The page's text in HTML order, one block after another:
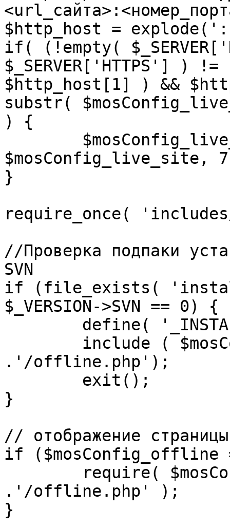
$http_host = explode(':',
if( (!empty(
$_SERVER['HTTPS']
$http_host[1] ) &&
substr(
) {
$mosConfig_live_site,
}
require_once(
//Проверка подпаки
SVN
if (file_exists(
$_VERSION->SVN == 0) {
.'/offline.php');
}
// отображение
if ($mosConfig_offline
.'/offline.php' );
}